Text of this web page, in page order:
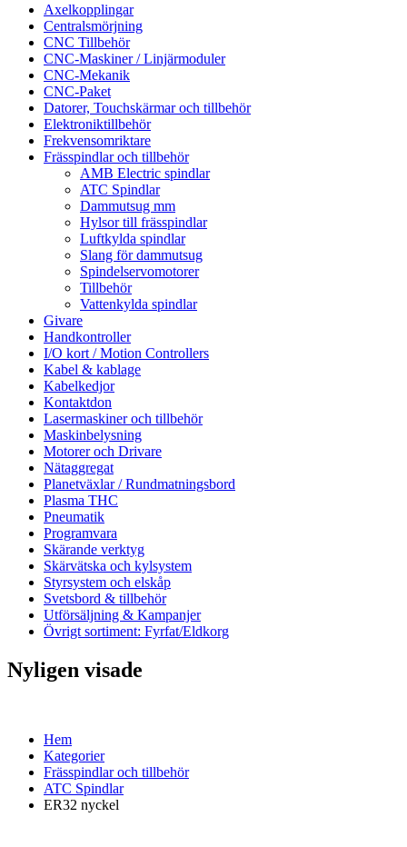
Axelkopplingar
Centralsmörjning
CNC Tillbehör
CNC-Maskiner / Linjärmoduler
CNC-Mekanik
CNC-Paket
Datorer, Touchskärmar och tillbehör
Elektroniktillbehör
Frekvensomriktare
Frässpindlar och tillbehör
AMB Electric spindlar
ATC Spindlar
Dammutsug mm
Hylsor till frässpindlar
Luftkylda spindlar
Slang för dammutsug
Spindelservomotorer
Tillbehör
Vattenkylda spindlar
Givare
Handkontroller
I/O kort / Motion Controllers
Kabel & kablage
Kabelkedjor
Kontaktdon
Lasermaskiner och tillbehör
Maskinbelysning
Motorer och Drivare
Nätaggregat
Planetväxlar / Rundmatningsbord
Plasma THC
Pneumatik
Programvara
Skärande verktyg
Skärvätska och kylsystem
Styrsystem och elskåp
Svetsbord & tillbehör
Utförsäljning & Kampanjer
Övrigt sortiment: Fyrfat/Eldkorg
Nyligen visade
Hem
Kategorier
Frässpindlar och tillbehör
ATC Spindlar
ER32 nyckel